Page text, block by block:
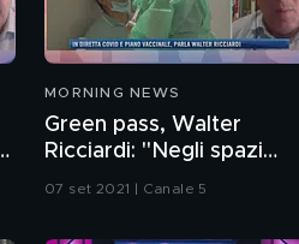
MORNING NEWS
Green pass, Walter
Ricciardi: "Negli spazi
chiusi è fondamentale"
07 set 2021 | Canale 5